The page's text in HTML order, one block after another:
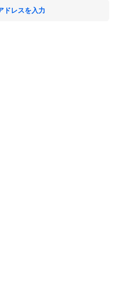
ドレスを入力